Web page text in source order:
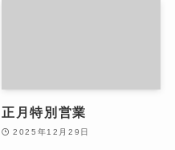
正月特別営業
2025年12月29日